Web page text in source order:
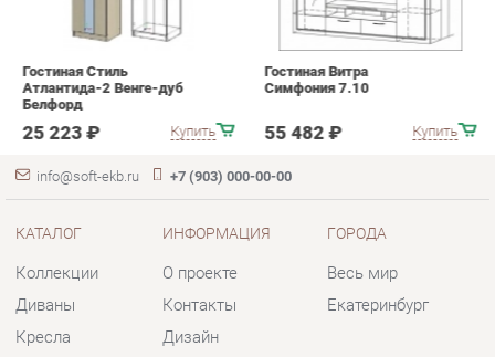
info@soft-ekb.ru +7 (903) 000-00-00
КАТАЛОГ
Коллекции
Диваны
Кресла
Кровати
Комплектующие
ИНФОРМАЦИЯ
О проекте
Контакты
Дизайн
Доставка и Оплата
Помощь
ГОРОДА
Весь мир